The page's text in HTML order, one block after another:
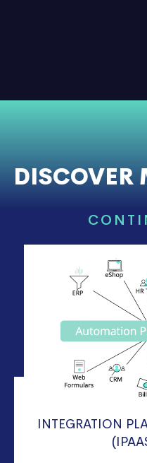
DISCOVER
INTEGRATION